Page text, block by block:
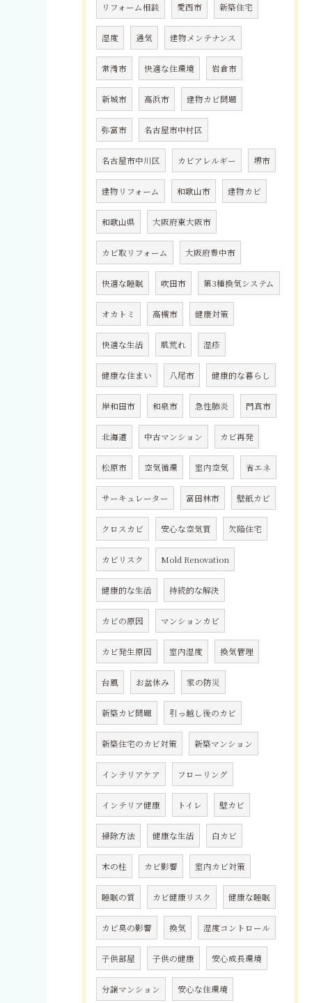
リフォーム相談 愛西市 新築住宅
湿度 通気 建物メンテナンス
常滑市 快適な住環境 岩倉市
新城市 高浜市 建物カビ問題
弥富市 名古屋市中村区
名古屋市中川区 カビアレルギー 堺市
建物リフォーム 和歌山市 建物カビ
和歌山県 大阪府東大阪市
カビ取リフォーム 大阪府豊中市
快適な睡眠 吹田市 第3種換気システム
オカトミ 高槻市 健康対策
快適な生活 肌荒れ 湿疹
健康な住まい 八尾市 健康的な暮らし
岸和田市 和泉市 急性肺炎 門真市
北海道 中古マンション カビ再発
松原市 空気循環 室内空気 省エネ
サーキュレーター 富田林市 壁紙カビ
クロスカビ 安心な空気質 欠陥住宅
カビリスク Mold Renovation
健康的な生活 持続的な解決
カビの原因 マンションカビ
カビ発生原因 室内湿度 換気管理
台風 お盆休み 家の防災
新築カビ問題 引っ越し後のカビ
新築住宅のカビ対策 新築マンション
インテリアケア フローリング
インテリア健康 トイレ 壁カビ
掃除方法 健康な生活 白カビ
木の柱 カビ影響 室内カビ対策
睡眠の質 カビ健康リスク 健康な睡眠
カビ臭の影響 換気 湿度コントロール
子供部屋 子供の健康 安心成長環境
分譲マンション 安心な住環境